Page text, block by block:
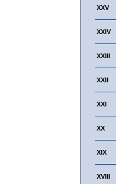
XXV
XXIV
XXIII
XXII
XXI
XX
XIX
XVIII